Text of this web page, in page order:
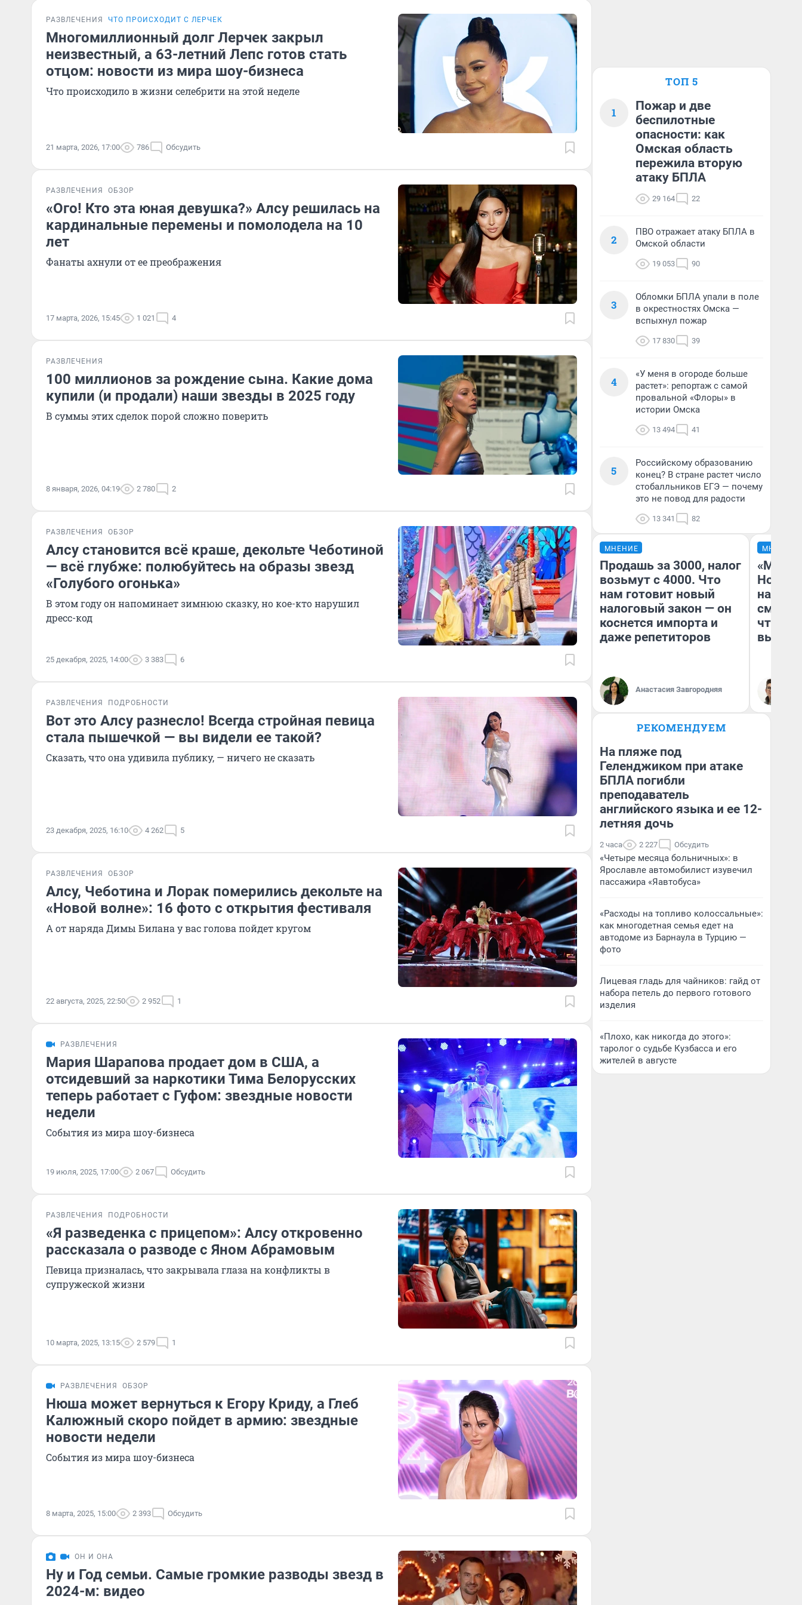
РАЗВЛЕЧЕНИЯ ЧТО ПРОИСХОДИТ С ЛЕРЧЕК
Многомиллионный долг Лерчек закрыл
неизвестный, а 63-летний Лепс готов стать
отцом: новости из мира шоу-бизнеса
Что происходило в жизни селебрити на этой неделе
21 марта, 2026, 17:00 786 Обсудить
РАЗВЛЕЧЕНИЯ ОБЗОР
«Ого! Кто эта юная девушка?» Алсу решилась на
кардинальные перемены и помолодела на 10
лет
Фанаты ахнули от ее преображения
17 марта, 2026, 15:45 1 021 4
РАЗВЛЕЧЕНИЯ
100 миллионов за рождение сына. Какие дома
купили (и продали) наши звезды в 2025 году
В суммы этих сделок порой сложно поверить
8 января, 2026, 04:19 2 780 2
РАЗВЛЕЧЕНИЯ ОБЗОР
Алсу становится всё краше, декольте Чеботиной
— всё глубже: полюбуйтесь на образы звезд
«Голубого огонька»
В этом году он напоминает зимнюю сказку, но кое-кто нарушил
дресс-код
25 декабря, 2025, 14:00 3 383 6
РАЗВЛЕЧЕНИЯ ПОДРОБНОСТИ
Вот это Алсу разнесло! Всегда стройная певица
стала пышечкой — вы видели ее такой?
Сказать, что она удивила публику, — ничего не сказать
23 декабря, 2025, 16:10 4 262 5
РАЗВЛЕЧЕНИЯ ОБЗОР
Алсу, Чеботина и Лорак померились декольте на
«Новой волне»: 16 фото с открытия фестиваля
А от наряда Димы Билана у вас голова пойдет кругом
22 августа, 2025, 22:50 2 952 1
РАЗВЛЕЧЕНИЯ
Мария Шарапова продает дом в США, а
отсидевший за наркотики Тима Белорусских
теперь работает с Гуфом: звездные новости
недели
События из мира шоу-бизнеса
19 июля, 2025, 17:00 2 067 Обсудить
РАЗВЛЕЧЕНИЯ ПОДРОБНОСТИ
«Я разведенка с прицепом»: Алсу откровенно
рассказала о разводе с Яном Абрамовым
Певица призналась, что закрывала глаза на конфликты в
супружеской жизни
10 марта, 2025, 13:15 2 579 1
РАЗВЛЕЧЕНИЯ ОБЗОР
Нюша может вернуться к Егору Криду, а Глеб
Калюжный скоро пойдет в армию: звездные
новости недели
События из мира шоу-бизнеса
8 марта, 2025, 15:00 2 393 Обсудить
ОН И ОНА
Ну и Год семьи. Самые громкие разводы звезд в
2024-м: видео
ТОП 5
1
Пожар и две
беспилотные
опасности: как
Омская область
пережила вторую
атаку БПЛА
29 164 22
2
ПВО отражает атаку БПЛА в
Омской области
19 053 90
3
Обломки БПЛА упали в поле
в окрестностях Омска —
вспыхнул пожар
17 830 39
4
«У меня в огороде больше
растет»: репортаж с самой
провальной «Флоры» в
истории Омска
13 494 41
5
Российскому образованию
конец? В стране растет число
стобалльников ЕГЭ — почему
это не повод для радости
13 341 82
МНЕНИЕ
Продашь за 3000, налог
возьмут с 4000. Что
нам готовит новый
налоговый закон — он
коснется импорта и
даже репетиторов
Анастасия Завгородняя
МНЕНИЕ
«Мы
чтобы
РЕКОМЕНДУЕМ
На пляже под
Геленджиком при атаке
БПЛА погибли
преподаватель
английского языка и ее 12-
летняя дочь
2 часа 2 227 Обсудить
«Четыре месяца больничных»: в
Ярославле автомобилист изувечил
пассажира «Яавтобуса»
«Расходы на топливо колоссальные»:
как многодетная семья едет на
автодоме из Барнаула в Турцию —
фото
Лицевая гладь для чайников: гайд от
набора петель до первого готового
изделия
«Плохо, как никогда до этого»:
таролог о судьбе Кузбасса и его
жителей в августе